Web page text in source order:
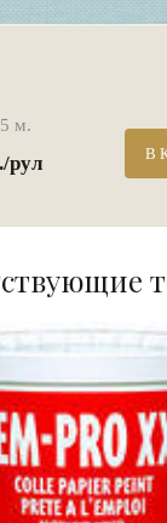
м.
рул В